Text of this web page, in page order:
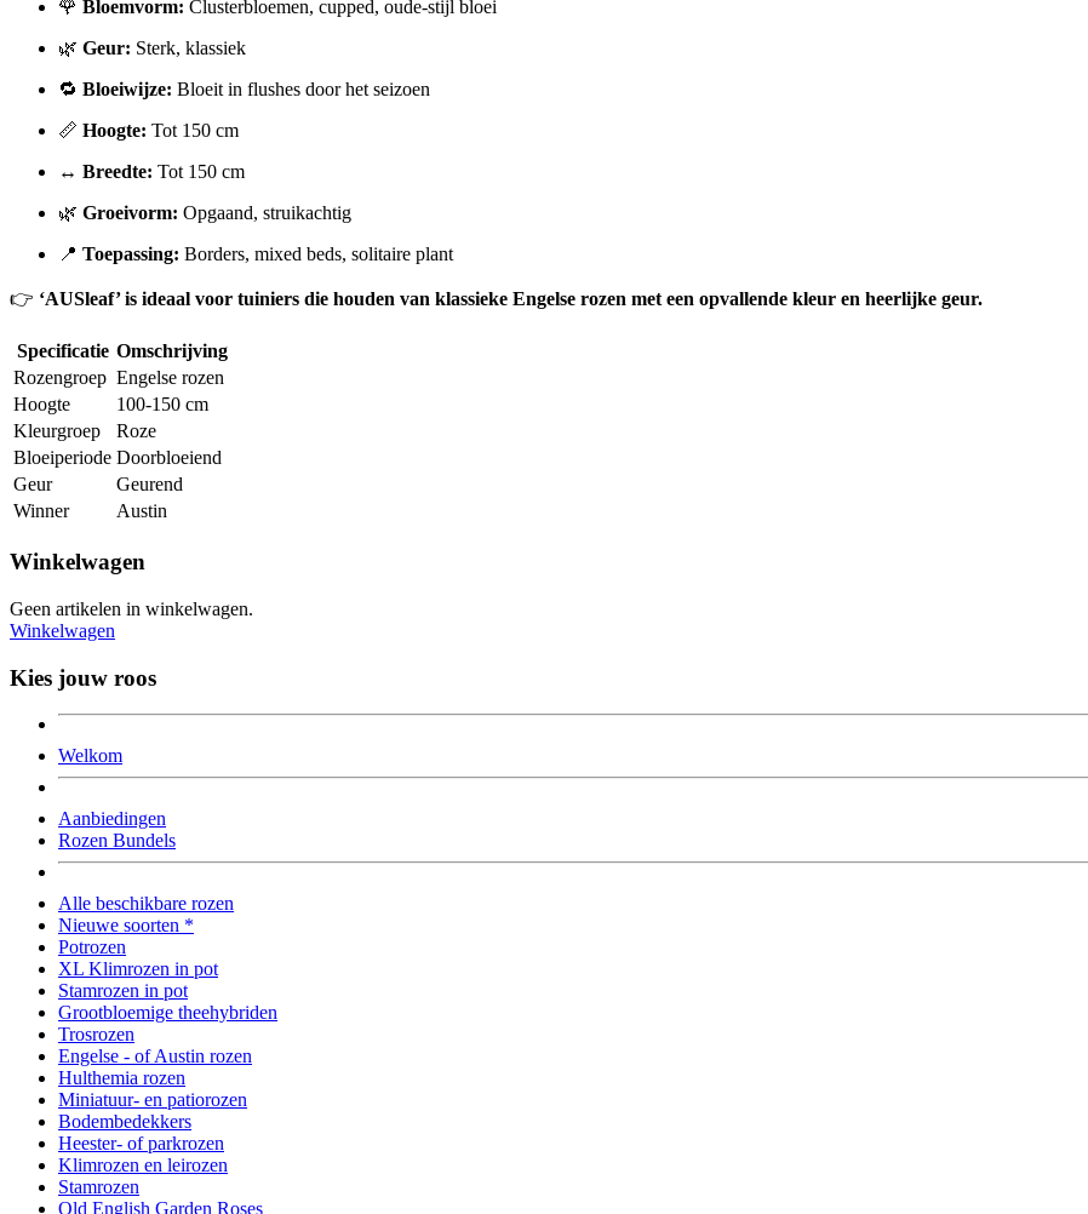
🌹 Bloemvorm: Clusterbloemen, cupped, oude-stijl bloei
🌿 Geur: Sterk, klassiek
🔁 Bloeiwijze: Bloeit in flushes door het seizoen
📏 Hoogte: Tot 150 cm
↔️ Breedte: Tot 150 cm
🌿 Groeivorm: Opgaand, struikachtig
📍 Toepassing: Borders, mixed beds, solitaire plant
👉 ‘AUSleaf’ is ideaal voor tuiniers die houden van klassieke Engelse rozen met een opvallende kleur en heerlijke geur.
Specificatie Omschrijving
Rozengroep Engelse rozen
Hoogte
100-150 cm
Kleurgroep
Roze
Bloeiperiode Doorbloeiend
Geur
Geurend
Winner
Austin
Winkelwagen
Geen artikelen in winkelwagen.
Winkelwagen
Kies jouw roos
Welkom
Aanbiedingen
Rozen Bundels
Alle beschikbare rozen
Nieuwe soorten *
Potrozen
XL Klimrozen in pot
Stamrozen in pot
Grootbloemige theehybriden
Trosrozen
Engelse - of Austin rozen
Hulthemia rozen
Miniatuur- en patiorozen
Bodembedekkers
Heester- of parkrozen
Klimrozen en leirozen
Stamrozen
Old English Garden Roses